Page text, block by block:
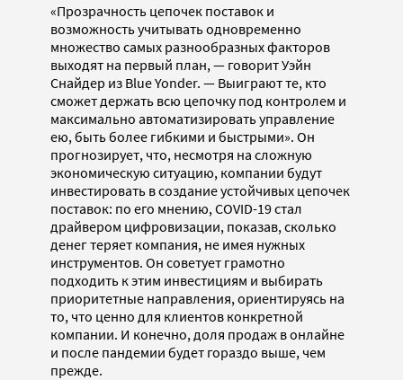
«Прозрачность цепочек поставок и
возможность учитывать одновременно
множество самых разнообразных факторов
выходят на первый план, — говорит Уэйн
Снайдер из Blue Yonder. — Выиграют те, кто
сможет держать всю цепочку под контролем и
максимально автоматизировать управление
ею, быть более гибкими и быстрыми». Он
прогнозирует, что, несмотря на сложную
экономическую ситуацию, компании будут
инвестировать в создание устойчивых цепочек
поставок: по его мнению, COVID-19 стал
драйвером цифровизации, показав, сколько
денег теряет компания, не имея нужных
инструментов. Он советует грамотно
подходить к этим инвестициям и выбирать
приоритетные направления, ориентируясь на
то, что ценно для клиентов конкретной
компании. И конечно, доля продаж в онлайне
и после пандемии будет гораздо выше, чем
прежде.